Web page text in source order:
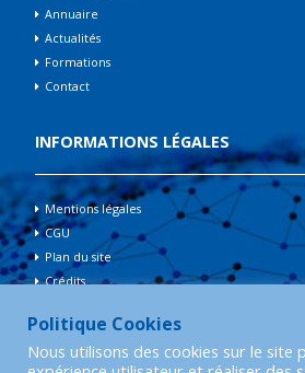
Annuaire
Actualités
Formations
Contact
INFORMATIONS LÉGALES
Mentions légales
CGU
Plan du site
Crédits
Experts de
Politique Cookies
Nous utilisons des cookies sur le site